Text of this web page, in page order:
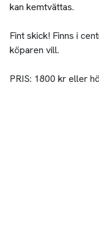
kan kemtvättas.
Fint skick! Finns i
köparen vill.
PRIS: 1800 kr eller